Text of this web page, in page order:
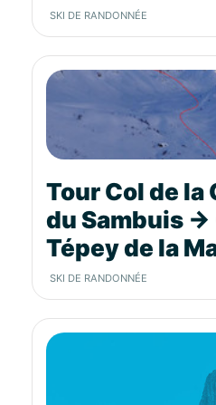
SKI DE RANDONNÉE
Tour Col de la
du Sambuis →
Tépey de la
SKI DE RANDONNÉE